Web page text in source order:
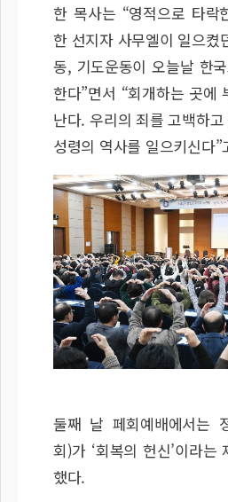
한 목사는 “영적으로 타락
한 선지자 사무엘이 일으켰
동, 기도운동이 오늘날 한
한다”면서 “회개하는 곳에
난다. 우리의 죄를 고백하
성령의 역사를 일으키신다
둘째 날 페회예배에서는
회)가 ‘회복의 헌신’이라는
했다.